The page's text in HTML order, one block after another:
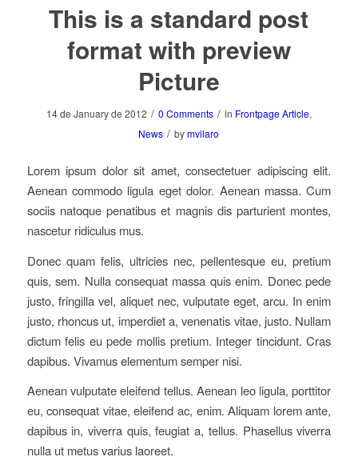
This is a standard post
format with preview
Picture
14 de January de 2012 / 0 Comments / in Frontpage Article,
News / bymvilaro
Lorem ipsum dolor sit amet, consectetuer adipiscing elit.
Aenean commodo ligula eget dolor. Aenean massa. Cum
sociis natoque penatibus et magnis dis parturient montes,
nascetur ridiculus mus.
Donec quam felis, ultricies nec, pellentesque eu, pretium
quis, sem. Nulla consequat massa quis enim. Donec pede
justo, fringilla vel, aliquet nec, vulputate eget, arcu. In enim
justo, rhoncus ut, imperdiet a, venenatis vitae, justo. Nullam
dictum felis eu pede mollis pretium. Integer tincidunt. Cras
dapibus. Vivamus elementum semper nisi.
Aenean vulputate eleifend tellus. Aenean leo ligula, porttitor
eu, consequat vitae, eleifend ac, enim. Aliquam lorem ante,
dapibus in, viverra quis, feugiat a, tellus. Phasellus viverra
nulla ut metus varius laoreet.